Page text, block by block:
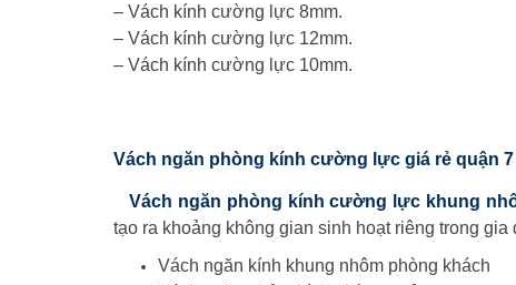
– Vách kính cường lực 8mm.
– Vách kính cường lực 12mm.
– Vách kính cường lực 10mm.
Vách ngăn phòng kính cường lực giá rẻ quận
Vách ngăn phòng kính cường lực khung
tạo ra khoảng không gian sinh hoạt riêng trong
Vách ngăn kính khung nhôm phòng khách